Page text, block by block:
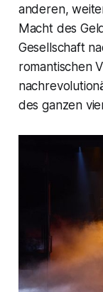
anderen,
Macht des
Gesellschaft
romantischen
des ganzen